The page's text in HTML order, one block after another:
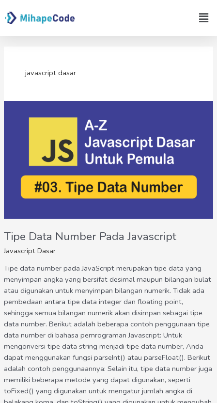
ke
konten
javascript dasar
Tipe Data Number Pada Javascript
Javascript Dasar
Tipe data number pada JavaScript merupakan tipe data yang
menyimpan angka yang bersifat desimal maupun bilangan bulat
atau digunakan untuk menyimpan bilangan numerik. Tidak ada
pembedaan antara tipe data integer dan floating point,
sehingga semua bilangan numerik akan disimpan sebagai tipe
data number. Berikut adalah beberapa contoh penggunaan tipe
data number di bahasa pemrograman Javascript: Untuk
mengonversi tipe data string menjadi tipe data number, Anda
dapat menggunakan fungsi parseInt() atau parseFloat(). Berikut
adalah contoh penggunaannya: Selain itu, tipe data number juga
memiliki beberapa metode yang dapat digunakan, seperti
toFixed() yang digunakan untuk mengatur jumlah angka di